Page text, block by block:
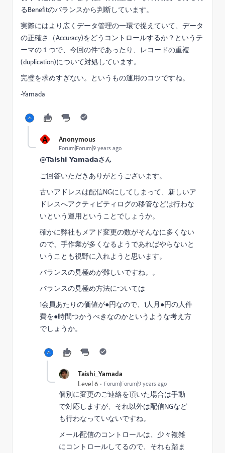
るBenefitのバランスから判断しています。
実際にはより広くデータ管理の一環で捉えていて、データ
の正確さ（Accuracy)をどうコントロールするか？というテ
ーマの１つで、今回の件であったり、レコードの重複
(duplication)について対処しています。
完璧を求めすぎない。というもの運用のコツですね。
-Yamada
A Anonymous
Forum|Forum|9 years ago
@Taishi Yamadaさん
ご回答いただきありがとうございます。
古いアドレスは配信NGにしてしまって、新しいア
ドレスへアクティビティログの移管などは行わな
いという運用ということでしょうか。
確かに弊社もメアド変更の数がそんなに多くない
ので、手作業が多くなるようであればやらないと
いうことも視野に入れようと思います。
バランスの見極めが難しいですね。。
バランスの見極め方法については
1会員あたりの価値が●円なので、1人月●円の人件
費を●時間つかうべきなのかというような考え方
でしょうか。
Taishi_Yamada
Level 6 Forum|Forum|9 years ago
個別に変更のご連絡を頂いた場合は手動
で対応しますが、それ以外は配信NGなど
も行わなっていないですね。
メール配信のコントロールは、少々複雑
にコントロールしてるので、それも踏ま